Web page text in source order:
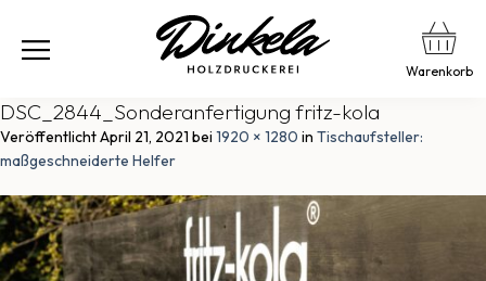
Warenkorb
DSC_2844_Sonderanfertigung fritz-kola
VeröffentlichtApril 21, 2021 bei 1920 × 1280 in Tischaufsteller:
maßgeschneiderte Helfer